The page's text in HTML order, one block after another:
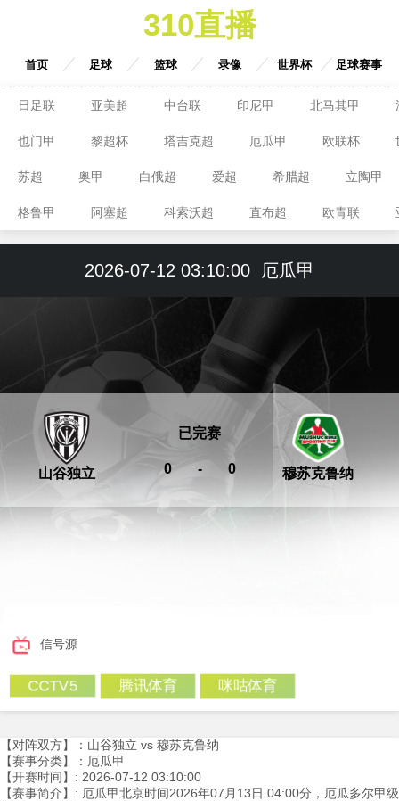
310直播
首页 足球 篮球 录像 世界杯 足球赛事
日足联 亚美超 中台联 印尼甲 北马其甲
也门甲 黎超杯 塔吉克超 厄瓜甲 欧联杯
苏超 奥甲 白俄超 爱超 希腊超 立陶甲
格鲁甲 阿塞超 科索沃超 直布超 欧青联
2026-07-12 03:10:00 厄瓜甲
山谷独立 0 - 0
已完赛
穆苏克鲁纳
信号源
CCTV5 腾讯体育 咪咕体育
【对阵双方】：山谷独立 vs 穆苏克鲁纳
【赛事分类】：厄瓜甲
【开赛时间】: 2026-07-12 03:10:00
【赛事简介】: 厄瓜甲北京时间2026年07月13日 04:00分，厄瓜多尔甲级